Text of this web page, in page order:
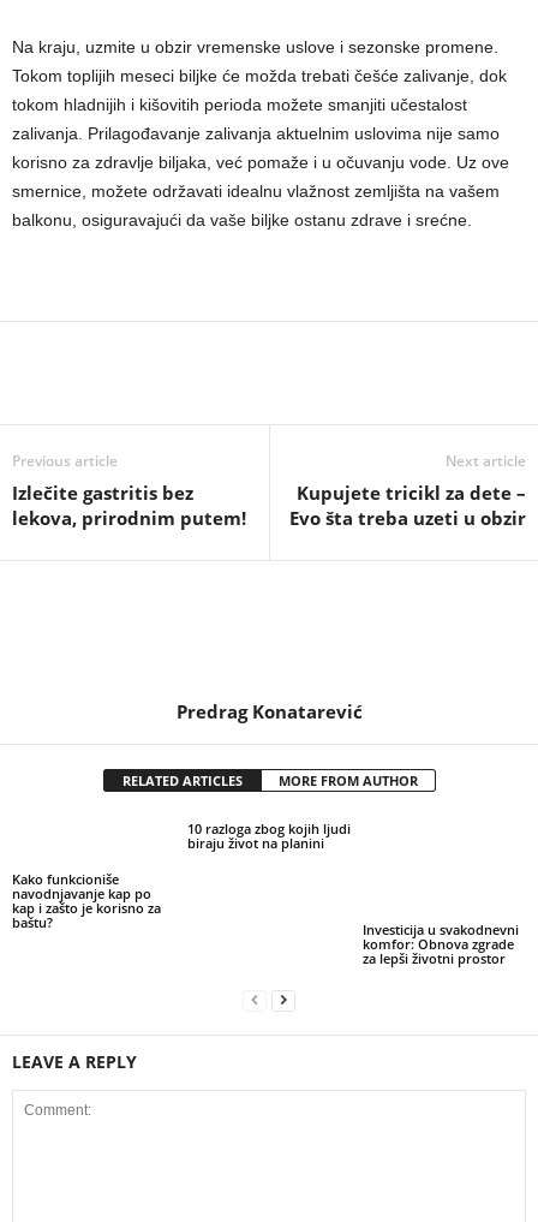
Na kraju, uzmite u obzir vremenske uslove i sezonske promene.
Tokom toplijih meseci biljke će možda trebati češće zalivanje, dok
tokom hladnijih i kišovitih perioda možete smanjiti učestalost
zalivanja. Prilagođavanje zalivanja aktuelnim uslovima nije samo
korisno za zdravlje biljaka, već pomaže i u očuvanju vode. Uz ove
smernice, možete održavati idealnu vlažnost zemljišta na vašem
balkonu, osiguravajući da vaše biljke ostanu zdrave i srećne.
Previous article
Izlečite gastritis bez
lekova, prirodnim putem!
Next article
Kupujete tricikl za dete –
Evo šta treba uzeti u obzir
Predrag Konatarević
RELATED ARTICLES MORE FROM AUTHOR
Kako funkcioniše
navodnjavanje kap po
kap i zašto je korisno za
baštu?
10 razloga zbog kojih ljudi
biraju život na planini
Investicija u svakodnevni
komfor: Obnova zgrade
za lepši životni prostor
LEAVE A REPLY